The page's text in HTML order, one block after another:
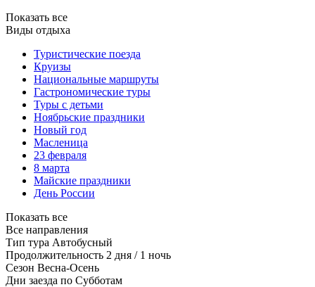
Показать все
Виды отдыха
Туристические поезда
Круизы
Национальные маршруты
Гастрономические туры
Туры с детьми
Ноябрьские праздники
Новый год
Масленица
23 февраля
8 марта
Майские праздники
День России
Показать все
Все направления
Тип тура Автобусный
Продолжительность 2 дня / 1 ночь
Сезон Весна-Осень
Дни заезда по Субботам